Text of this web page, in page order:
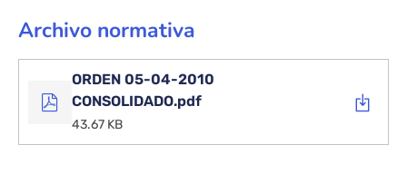
2011)
Archivo normativa
ORDEN 05-04-2010
CONSOLIDADO.pdf
43.67 KB